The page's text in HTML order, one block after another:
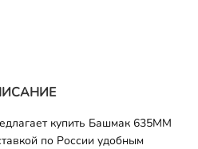
купить Башмак 635MM
по России удобным